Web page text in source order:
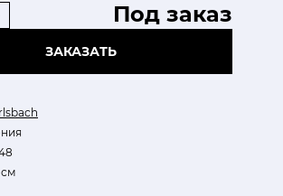
Под заказ
ЗАКАЗАТЬ